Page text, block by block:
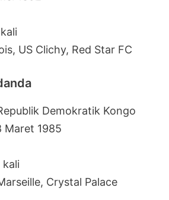
US Clichy, Red Star FC
Demokratik Kongo
Maret 1985
Crystal Palace